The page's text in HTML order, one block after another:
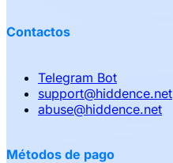
Contactos
Telegram Bot
support@hiddence.net
abuse@hiddence.net
Métodos de pago